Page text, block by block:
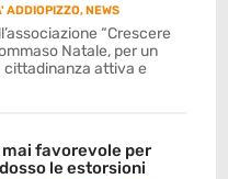
ADDIOPIZZO,NEWS
“Crescere
Natale, per un
cittadinanza attiva e
favorevole per
le estorsioni